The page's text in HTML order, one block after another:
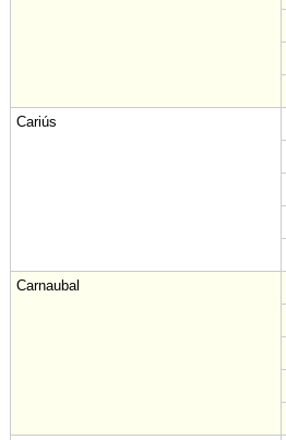
Cariús
Carnaubal